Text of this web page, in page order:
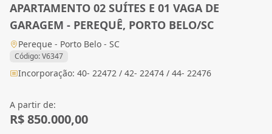
APARTAMENTO 02 SUÍTES E 01 VAGA DE
GARAGEM - PEREQUÊ, PORTO BELO/SC
Pereque - Porto Belo - SC
Código: V6347
Incorporação: 40- 22472 / 42- 22474 / 44- 22476
A partir de:
R$ 850.000,00